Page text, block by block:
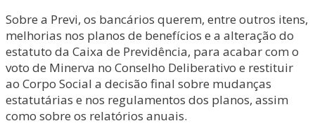
Sobre a Previ, os bancários querem, entre outros itens,
melhorias nos planos de benefícios e a alteração do
estatuto da Caixa de Previdência, para acabar com o
voto de Minerva no Conselho Deliberativo e restituir
ao Corpo Social a decisão final sobre mudanças
estatutárias e nos regulamentos dos planos, assim
como sobre os relatórios anuais.